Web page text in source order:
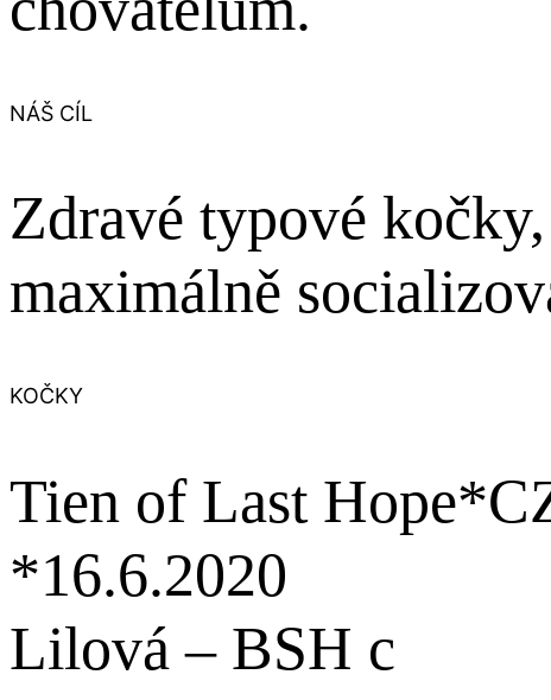
NÁŠ CÍL
Zdravé typové
maximálně
KOČKY
Tien of Last
*16.6.2020
Lilová – BSH c